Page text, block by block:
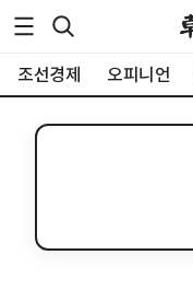
조선경제 오피니언